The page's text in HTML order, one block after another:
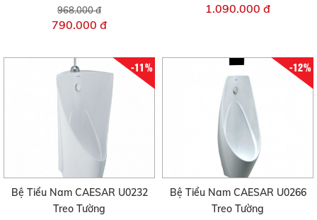
968.000 đ
790.000 đ
1.090.000 đ
-11%
Bệ Tiểu Nam CAESAR U0232
Treo Tường
-12%
Bệ Tiểu Nam CAESAR U0266
Treo Tường